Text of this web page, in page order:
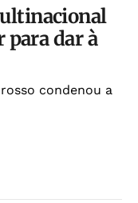
dar à
condenou a